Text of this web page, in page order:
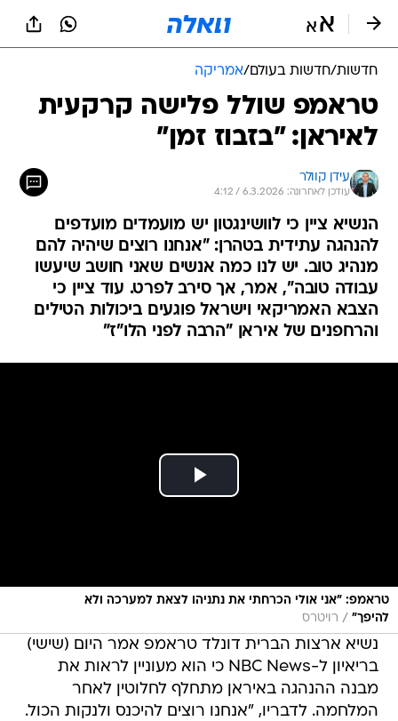
חדשות/חדשות בעולם/אמריקה
טראמפ שולל פלישה קרקעית
לאיראן: "בזבוז זמן"
עידן קוולר
עודכן לאחרונה: 6.3.2026 / 4:12
הנשיא ציין כי לוושינגטון יש מועמדים מועדפים
להנהגה עתידית בטהרן: "אנחנו רוצים שיהיה להם
מנהיג טוב. יש לנו כמה אנשים שאני חושב שיעשו
עבודה טובה", אמר, אך סירב לפרט. עוד ציין כי
הצבא האמריקאי וישראל פוגעים ביכולות הטילים
והרחפנים של איראן "הרבה לפני הלו"ז"
טראמפ: "אני אולי הכרחתי את נתניהו לצאת למערכה ולא
להיפך" / רויטרס
נשיא ארצות הברית דונלד טראמפ אמר היום (שישי)
בריאיון ל-NBC News כי הוא מעוניין לראות את
מבנה ההנהגה באיראן מתחלף לחלוטין לאחר
המלחמה. לדבריו, "אנחנו רוצים להיכנס ולנקות הכול.